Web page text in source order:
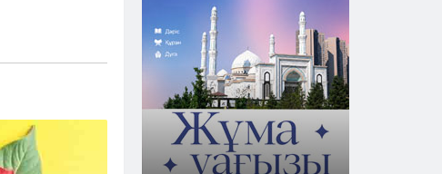
Караганда
Кокшетау
Костанай
Кызылорда
Павлодар
Петропавловск
Семей